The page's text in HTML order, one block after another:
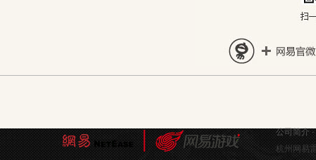
公司简介-
杭州网易